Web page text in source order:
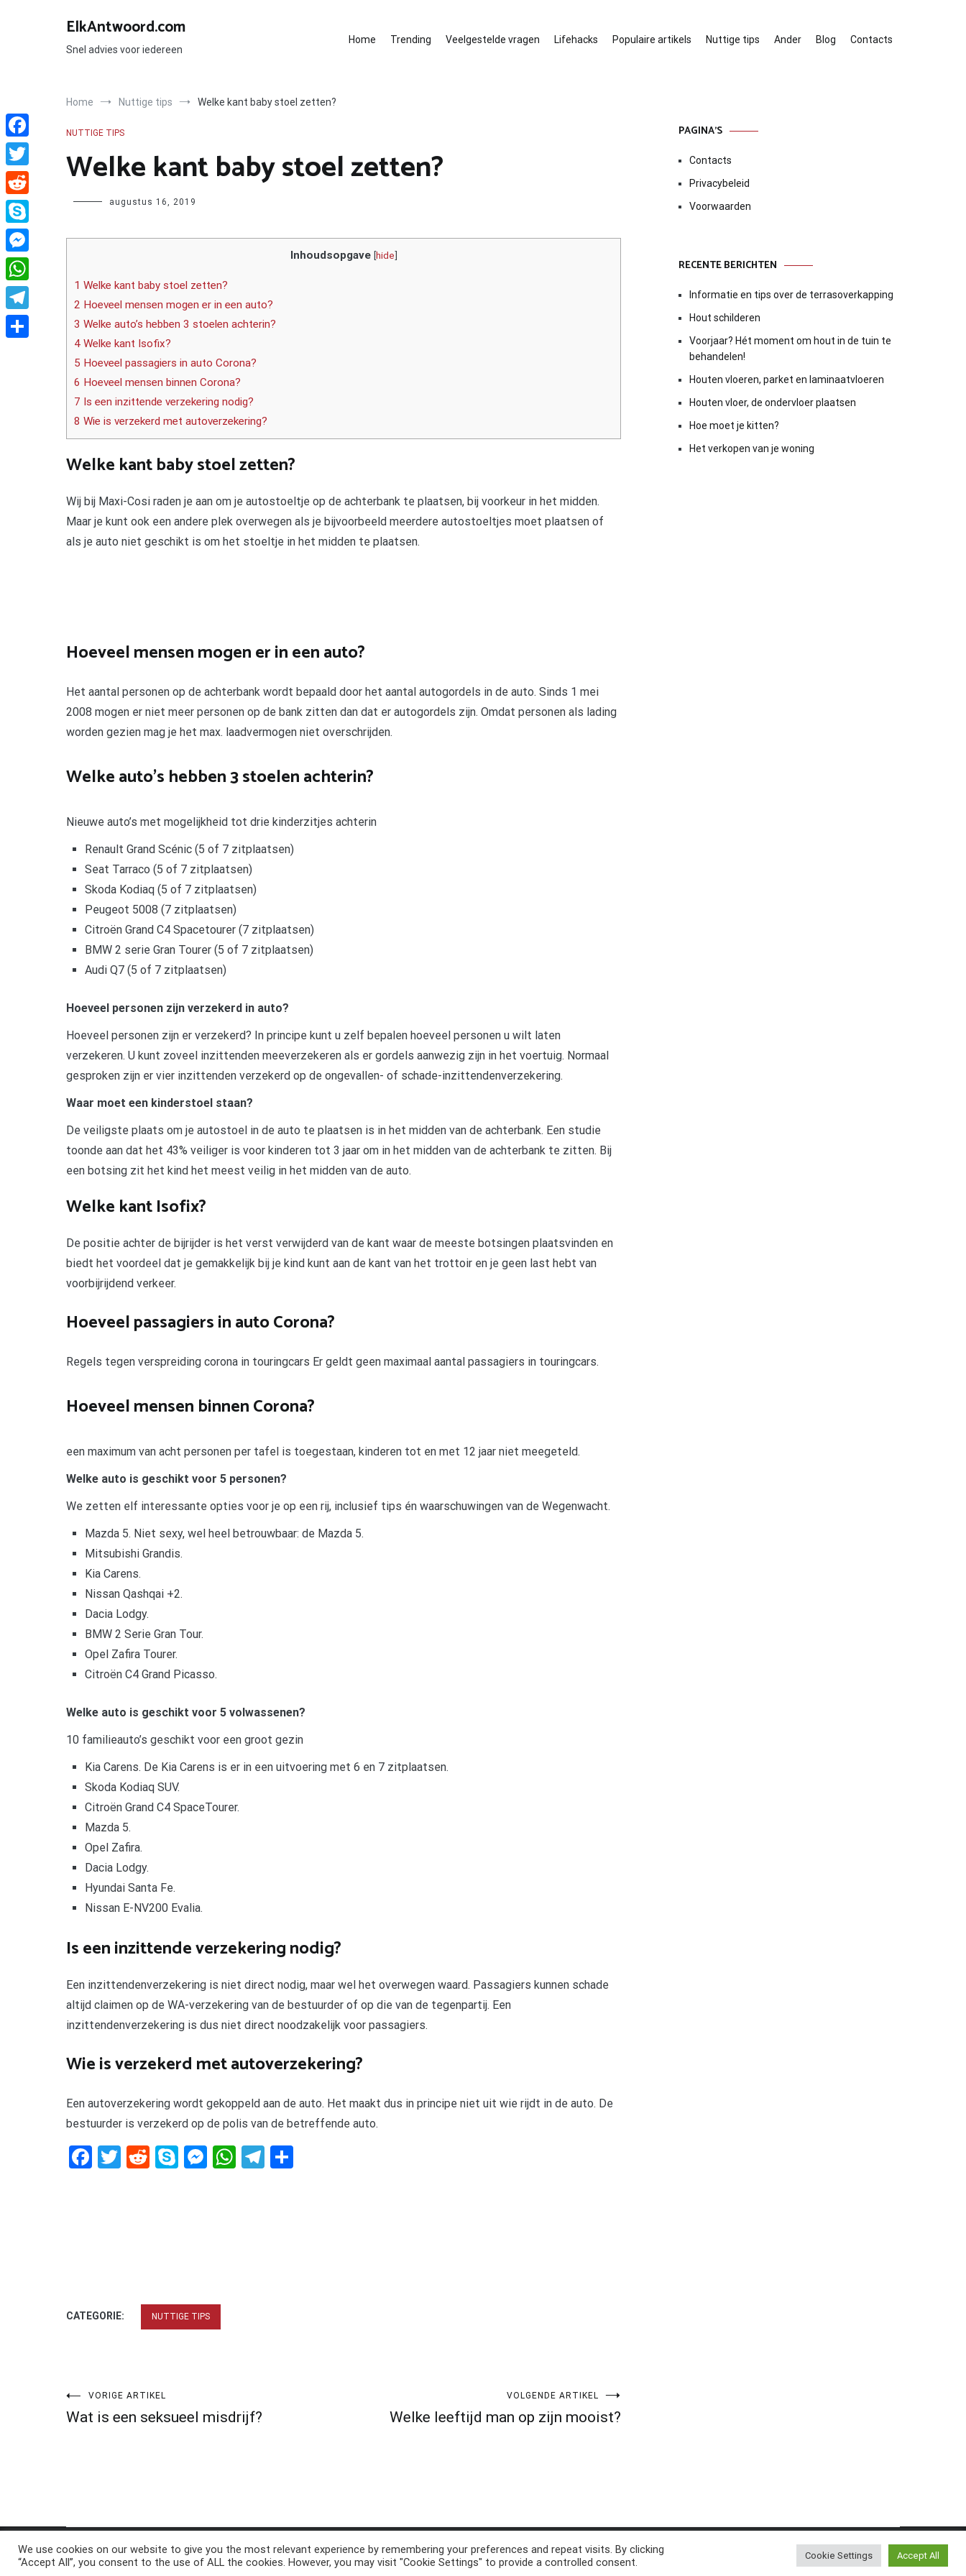
ElkAntwoord.com
Snel advies voor iedereen
Home Trending Veelgestelde vragen Lifehacks Populaire artikels Nuttige tips Ander Blog Contacts
Home Nuttige tips Welke kant baby stoel zetten?
NUTTIGE TIPS
Welke kant baby stoel zetten?
Author augustus 16, 2019
Inhoudsopgave [hide]
1 Welke kant baby stoel zetten?
2 Hoeveel mensen mogen er in een auto?
3 Welke auto’s hebben 3 stoelen achterin?
4 Welke kant Isofix?
5 Hoeveel passagiers in auto Corona?
6 Hoeveel mensen binnen Corona?
7 Is een inzittende verzekering nodig?
8 Wie is verzekerd met autoverzekering?
Welke kant baby stoel zetten?
Wij bij Maxi-Cosi raden je aan om je autostoeltje op de achterbank te plaatsen, bij voorkeur in het midden.
Maar je kunt ook een andere plek overwegen als je bijvoorbeeld meerdere autostoeltjes moet plaatsen of
als je auto niet geschikt is om het stoeltje in het midden te plaatsen.
Hoeveel mensen mogen er in een auto?
Het aantal personen op de achterbank wordt bepaald door het aantal autogordels in de auto. Sinds 1 mei
2008 mogen er niet meer personen op de bank zitten dan dat er autogordels zijn. Omdat personen als lading
worden gezien mag je het max. laadvermogen niet overschrijden.
Welke auto’s hebben 3 stoelen achterin?
Nieuwe auto’s met mogelijkheid tot drie kinderzitjes achterin
Renault Grand Scénic (5 of 7 zitplaatsen)
Seat Tarraco (5 of 7 zitplaatsen)
Skoda Kodiaq (5 of 7 zitplaatsen)
Peugeot 5008 (7 zitplaatsen)
Citroën Grand C4 Spacetourer (7 zitplaatsen)
BMW 2 serie Gran Tourer (5 of 7 zitplaatsen)
Audi Q7 (5 of 7 zitplaatsen)
Hoeveel personen zijn verzekerd in auto?
Hoeveel personen zijn er verzekerd? In principe kunt u zelf bepalen hoeveel personen u wilt laten
verzekeren. U kunt zoveel inzittenden meeverzekeren als er gordels aanwezig zijn in het voertuig. Normaal
gesproken zijn er vier inzittenden verzekerd op de ongevallen- of schade-inzittendenverzekering.
Waar moet een kinderstoel staan?
De veiligste plaats om je autostoel in de auto te plaatsen is in het midden van de achterbank. Een studie
toonde aan dat het 43% veiliger is voor kinderen tot 3 jaar om in het midden van de achterbank te zitten. Bij
een botsing zit het kind het meest veilig in het midden van de auto.
Welke kant Isofix?
De positie achter de bijrijder is het verst verwijderd van de kant waar de meeste botsingen plaatsvinden en
biedt het voordeel dat je gemakkelijk bij je kind kunt aan de kant van het trottoir en je geen last hebt van
voorbijrijdend verkeer.
Hoeveel passagiers in auto Corona?
Regels tegen verspreiding corona in touringcars Er geldt geen maximaal aantal passagiers in touringcars.
Hoeveel mensen binnen Corona?
een maximum van acht personen per tafel is toegestaan, kinderen tot en met 12 jaar niet meegeteld.
Welke auto is geschikt voor 5 personen?
We zetten elf interessante opties voor je op een rij, inclusief tips én waarschuwingen van de Wegenwacht.
Mazda 5. Niet sexy, wel heel betrouwbaar: de Mazda 5.
Mitsubishi Grandis.
Kia Carens.
Nissan Qashqai +2.
Dacia Lodgy.
BMW 2 Serie Gran Tour.
Opel Zafira Tourer.
Citroën C4 Grand Picasso.
Welke auto is geschikt voor 5 volwassenen?
10 familieauto’s geschikt voor een groot gezin
Kia Carens. De Kia Carens is er in een uitvoering met 6 en 7 zitplaatsen.
Skoda Kodiaq SUV.
Citroën Grand C4 SpaceTourer.
Mazda 5.
Opel Zafira.
Dacia Lodgy.
Hyundai Santa Fe.
Nissan E-NV200 Evalia.
Is een inzittende verzekering nodig?
Een inzittendenverzekering is niet direct nodig, maar wel het overwegen waard. Passagiers kunnen schade
altijd claimen op de WA-verzekering van de bestuurder of op die van de tegenpartij. Een
inzittendenverzekering is dus niet direct noodzakelijk voor passagiers.
Wie is verzekerd met autoverzekering?
Een autoverzekering wordt gekoppeld aan de auto. Het maakt dus in principe niet uit wie rijdt in de auto. De
bestuurder is verzekerd op de polis van de betreffende auto.
Facebook
Twitter
RedditSkypeMessenger
WhatsApp
Telegram
CATEGORIE: NUTTIGE TIPS
Bericht
navigatie
VORIGE ARTIKEL
Wat is een seksueel misdrijf?
VOLGENDE ARTIKEL
Welke leeftijd man op zijn mooist?
PAGINA’S
Contacts
Privacybeleid
Voorwaarden
RECENTE BERICHTEN
Informatie en tips over de terrasoverkapping
Hout schilderen
Voorjaar? Hét moment om hout in de tuin te
behandelen!
Houten vloeren, parket en laminaatvloeren
Houten vloer, de ondervloer plaatsen
Hoe moet je kitten?
Het verkopen van je woning
Copyright © 2026ElkAntwoord.com. All rights reserved. Thema:Cenoteby ThemeGrill. Aangedreven door WordPress.
Facebook
Twitter
Reddit
Skype
Messenger
WhatsApp
Telegram
We use cookies on our website to give you the most relevant experience by remembering your preferences and repeat visits. By clicking
“Accept All”, you consent to the use of ALL the cookies. However, you may visit "Cookie Settings" to provide a controlled consent.
Cookie Settings Accept All